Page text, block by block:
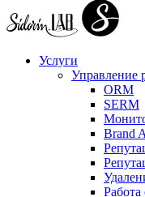
Услуги
Управление
ORM
SERM
Brand